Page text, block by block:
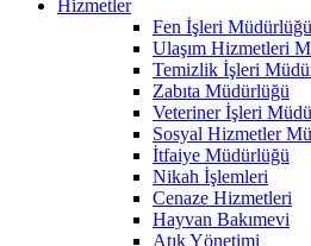
Hizmetler
Fen İşleri Müdürlüğü
Ulaşım Hizmetleri
Temizlik İşleri
Zabıta Müdürlüğü
Veteriner İşleri
Sosyal Hizmetler
İtfaiye Müdürlüğü
Nikah İşlemleri
Cenaze Hizmetleri
Hayvan Bakımevi
Atık Yönetimi